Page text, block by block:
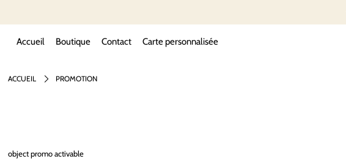
Accueil Boutique Contact Carte personnalisée
ACCUEIL PROMOTION
object promo activable